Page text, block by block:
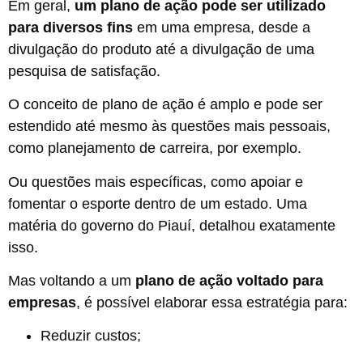
Em geral, um plano de ação pode ser utilizado
para diversos fins em uma empresa, desde a
divulgação do produto até a divulgação de uma
pesquisa de satisfação.
O conceito de plano de ação é amplo e pode ser
estendido até mesmo às questões mais pessoais,
como planejamento de carreira, por exemplo.
Ou questões mais específicas, como apoiar e
fomentar o esporte dentro de um estado. Uma
matéria do governo do Piauí, detalhou exatamente
isso.
Mas voltando a um plano de ação voltado para
empresas, é possível elaborar essa estratégia para:
Reduzir custos;